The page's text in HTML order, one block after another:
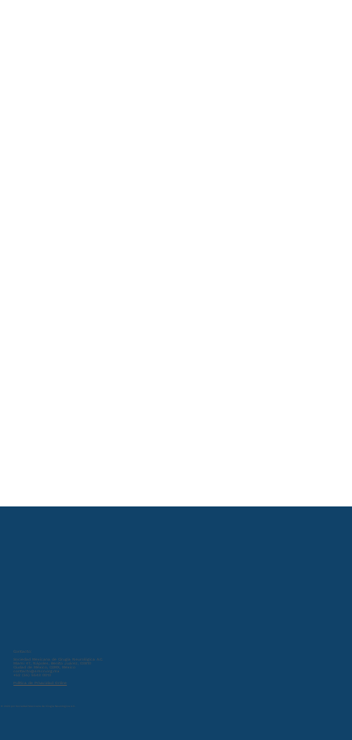
© 2024 por Sociedad Mexicana de Cirugía Neurológica A.C.
Contacto:
Sociedad Mexicana de Cirugía Neurológica A.C.
Miami 47, Nápoles, Benito Juárez, 03810
Ciudad de México, CDMX, Mexico
contacto@smcn.org.mx
+52 (55) 5543 0013
Política de Privacidad Online